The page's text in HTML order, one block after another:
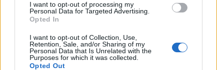
I want to opt-out of processing my
Personal Data for Targeted Advertising.
Opted In
I want to opt-out of Collection, Use,
Retention, Sale, and/or Sharing of my
Personal Data that Is Unrelated with the
Purposes for which it was collected.
Opted Out
Oroszország